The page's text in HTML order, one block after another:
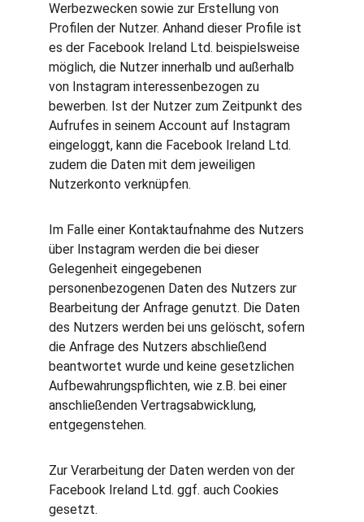
Werbezwecken sowie zur Erstellung von
Profilen der Nutzer. Anhand dieser Profile ist
es der Facebook Ireland Ltd. beispielsweise
möglich, die Nutzer innerhalb und außerhalb
von Instagram interessenbezogen zu
bewerben. Ist der Nutzer zum Zeitpunkt des
Aufrufes in seinem Account auf Instagram
eingeloggt, kann die Facebook Ireland Ltd.
zudem die Daten mit dem jeweiligen
Nutzerkonto verknüpfen.
Im Falle einer Kontaktaufnahme des Nutzers
über Instagram werden die bei dieser
Gelegenheit eingegebenen
personenbezogenen Daten des Nutzers zur
Bearbeitung der Anfrage genutzt. Die Daten
des Nutzers werden bei uns gelöscht, sofern
die Anfrage des Nutzers abschließend
beantwortet wurde und keine gesetzlichen
Aufbewahrungspflichten, wie z.B. bei einer
anschließenden Vertragsabwicklung,
entgegenstehen.
Zur Verarbeitung der Daten werden von der
Facebook Ireland Ltd. ggf. auch Cookies
gesetzt.